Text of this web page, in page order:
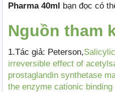
Pharma 40ml bạn đọc có
Nguồn tham
1.Tác giả: Peterson,
irreversible effect of
prostaglandin synthetase
the enzyme cationic binding